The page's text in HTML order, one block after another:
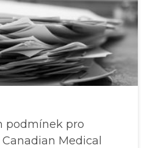
podmínek pro
Medical